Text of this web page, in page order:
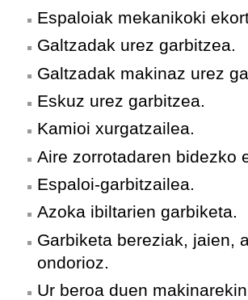
Espaloiak mekanikoki
Galtzadak urez garbitzea.
Galtzadak makinaz urez
Eskuz urez garbitzea.
Kamioi xurgatzailea.
Aire zorrotadaren bidezko
Espaloi-garbitzailea.
Azoka ibiltarien garbiketa.
Garbiketa bereziak, jaien,
ondorioz.
Ur beroa duen